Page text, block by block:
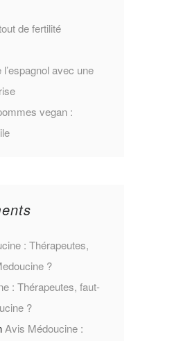
de fertilité
avec une
vegan :
: Thérapeutes,
?
: Thérapeutes, faut-
?
Avis Médoucine :